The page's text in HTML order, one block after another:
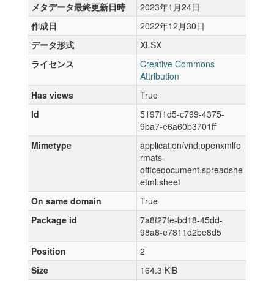
メタデータ最終更新日時
2023年1月24日
作成日
2022年12月30日
データ形式
XLSX
ライセンス
Creative Commons
Attribution
Has views
True
Id
5197f1d5-c799-4375-
9ba7-e6a60b3701ff
Mimetype
application/vnd.openxmlfo
rmats-
officedocument.spreadshe
etml.sheet
On same domain
True
Package id
7a8f27fe-bd18-45dd-
98a8-e7811d2be8d5
Position
2
Size
164.3 KiB